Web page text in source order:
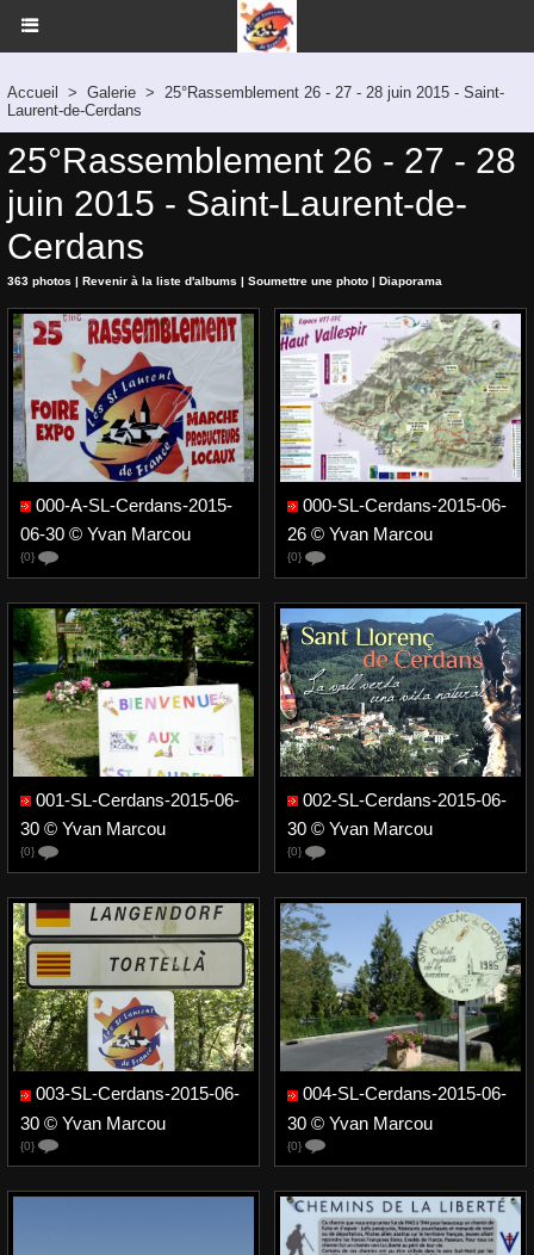
Accueil > Galerie > 25°Rassemblement 26 - 27 - 28 juin 2015 - Saint-
Laurent-de-Cerdans
25°Rassemblement 26 - 27 - 28
juin 2015 - Saint-Laurent-de-
Cerdans
363 photos | Revenir à la liste d'albums | Soumettre une photo | Diaporama
000-A-SL-Cerdans-2015-
06-30 © Yvan Marcou
{0}
000-SL-Cerdans-2015-06-
26 © Yvan Marcou
{0}
001-SL-Cerdans-2015-06-
30 © Yvan Marcou
{0}
002-SL-Cerdans-2015-06-
30 © Yvan Marcou
{0}
003-SL-Cerdans-2015-06-
30 © Yvan Marcou
{0}
004-SL-Cerdans-2015-06-
30 © Yvan Marcou
{0}